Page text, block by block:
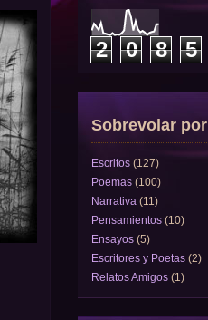
2 0 8 5
Sobrevolar por
Escritos (127)
Poemas (100)
Narrativa (11)
Pensamientos (10)
Ensayos (5)
Escritores y Poetas (2)
Relatos Amigos (1)